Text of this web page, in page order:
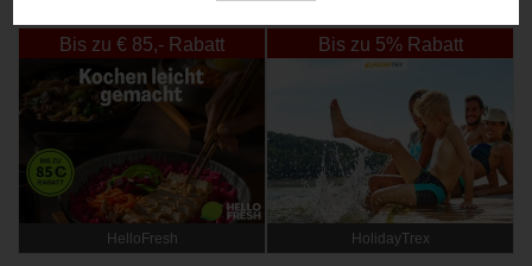
Bis zu € 85,- Rabatt
HelloFresh
Bis zu 5% Rabatt
HolidayTrex